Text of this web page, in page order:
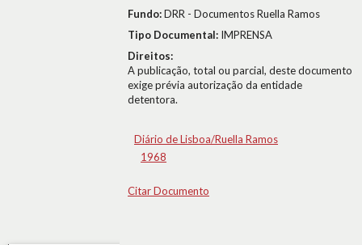
Fundo:DRR - Documentos Ruella Ramos
Tipo Documental: IMPRENSA
Direitos:
A publicação, total ou parcial, deste documento
exige prévia autorização da entidade
detentora.
Diário de Lisboa/Ruella Ramos
1968
Citar Documento